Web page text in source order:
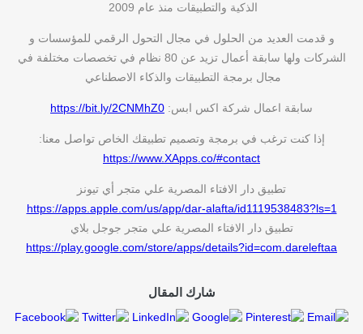
الذكية والتطبيقات منذ عام 2009
و قدمت العديد من الحلول في مجال التحول الرقمي للمؤسسات و
الشركات ولها سابقة أعمال تزيد عن 80 نظام في تخصصات مختلفة في
مجال برمجة التطبيقات والذكاء الاصطناعي
سابقة اعمال شركة اكس ابس: https://bit.ly/2CNMhZ0
إذا كنت ترغب في برمجة وتصميم تطبيقك الخاص تواصل معنا:
https://www.XApps.co/#contact
تطبيق دار الافتاء المصرية علي متجر أي تيونز
https://apps.apple.com/us/app/dar-alafta/id1119538483?ls=1
تطبيق دار الافتاء المصرية علي متجر جوجل بلاي
https://play.google.com/store/apps/details?id=com.dareleftaa
شارك المقال